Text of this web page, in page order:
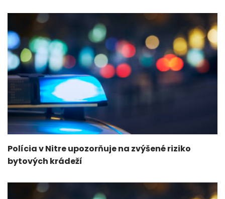
Polícia v Nitre upozorňuje na zvýšené riziko
bytových krádeží